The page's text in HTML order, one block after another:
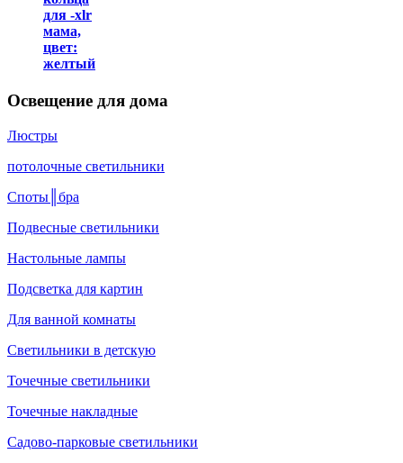
для -xlr
мама,
цвет:
желтый
Освещение для дома
Люстры
потолочные светильники
Споты║бра
Подвесные светильники
Настольные лампы
Подсветка для картин
Для ванной комнаты
Светильники в детскую
Точечные светильники
Точечные накладные
Садово-парковые светильники